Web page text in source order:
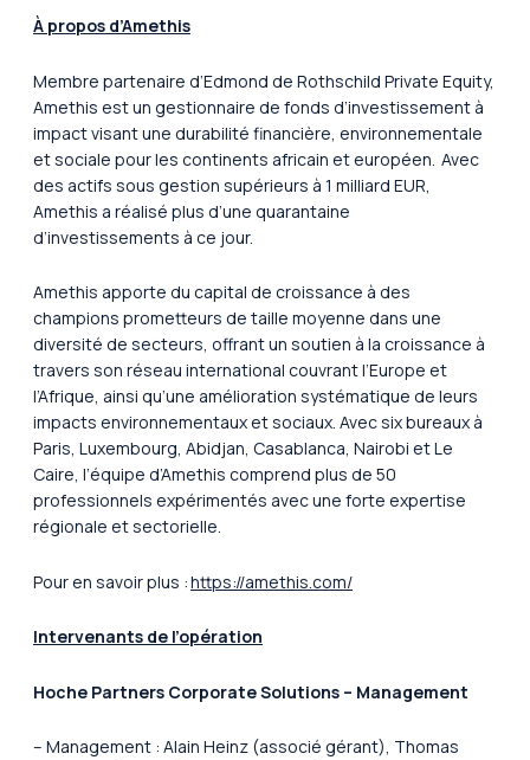
À propos d’Amethis
Membre partenaire d’Edmond de Rothschild Private Equity,
Amethis est un gestionnaire de fonds d’investissement à
impact visant une durabilité financière, environnementale
et sociale pour les continents africain et européen. Avec
des actifs sous gestion supérieurs à 1 milliard EUR,
Amethis a réalisé plus d’une quarantaine
d’investissements à ce jour.
Amethis apporte du capital de croissance à des
champions prometteurs de taille moyenne dans une
diversité de secteurs, offrant un soutien à la croissance à
travers son réseau international couvrant l’Europe et
l’Afrique, ainsi qu’une amélioration systématique de leurs
impacts environnementaux et sociaux. Avec six bureaux à
Paris, Luxembourg, Abidjan, Casablanca, Nairobi et Le
Caire, l’équipe d’Amethis comprend plus de 50
professionnels expérimentés avec une forte expertise
régionale et sectorielle.
Pour en savoir plus :https://amethis.com/
Intervenants de l’opération
Hoche Partners Corporate Solutions – Management
– Management : Alain Heinz (associé gérant), Thomas